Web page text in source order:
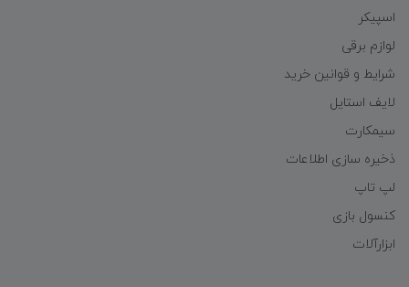
اسپیکر
لوازم برقی
شرایط و قوانین خرید
لایف استایل
سیمکارت
ذخیره سازی اطلاعات
لپ تاپ
کنسول بازی
ابزارآلات